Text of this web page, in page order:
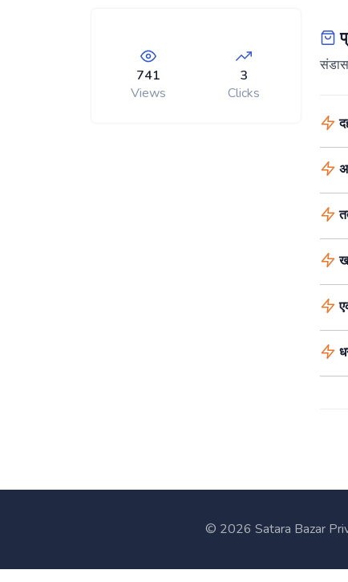
741
Views
3
Clicks
© 2026 Satara Bazar